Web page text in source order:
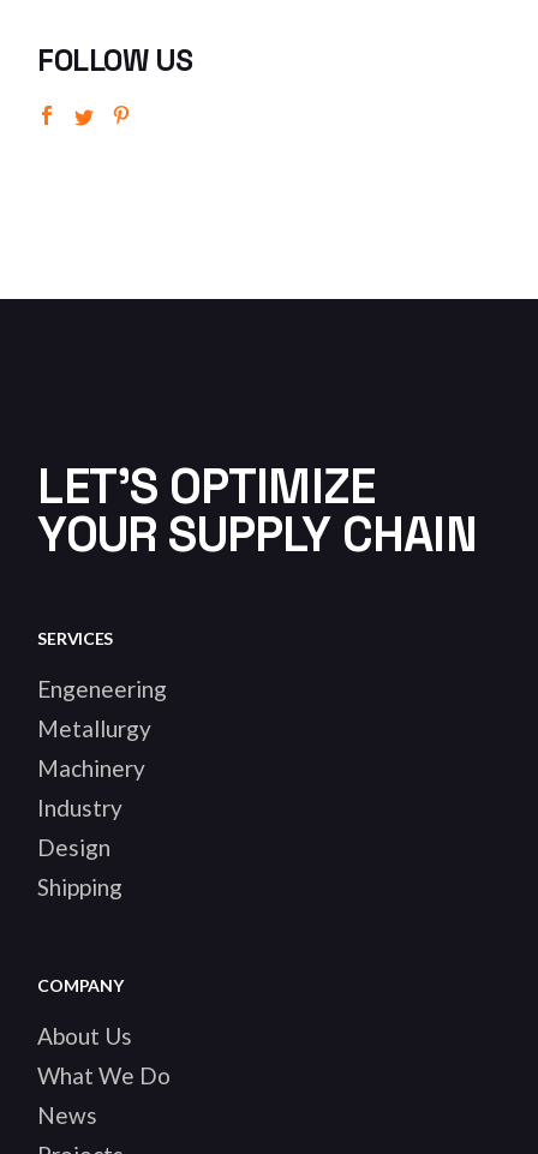
FOLLOW US
LET'S OPTIMIZE
YOUR SUPPLY CHAIN
SERVICES
Engeneering
Metallurgy
Machinery
Industry
Design
Shipping
COMPANY
About Us
What We Do
News